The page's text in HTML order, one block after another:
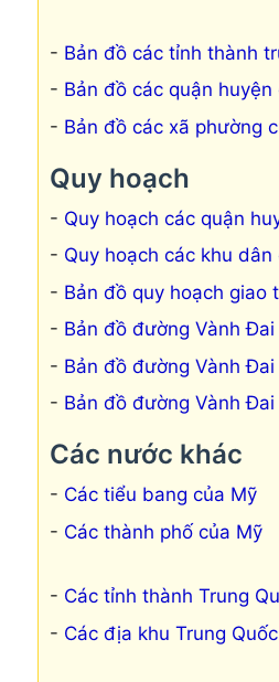
Bản đồ các tỉnh thành
Bản đồ các quận huyện
Bản đồ các xã phường
Quy hoạch
Quy hoạch các quận
Quy hoạch các khu dân
Bản đồ quy hoạch giao
Bản đồ đường Vành Đai
Bản đồ đường Vành Đai
Bản đồ đường Vành Đai
Các nước khác
Các tiểu bang của Mỹ
Các thành phố của Mỹ
Các tỉnh thành Trung
Các địa khu Trung Quốc